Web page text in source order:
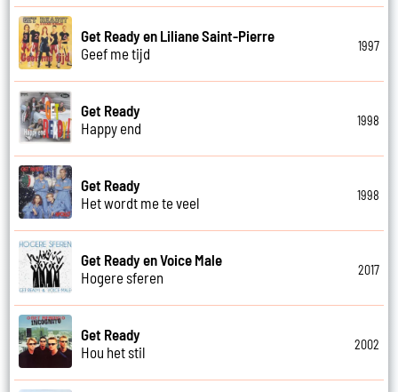
Get Ready en Liliane Saint-Pierre
Geef me tijd
1997
Get Ready
Happy end
1998
Get Ready
Het wordt me te veel
1998
Get Ready en Voice Male
Hogere sferen
2017
Get Ready
Hou het stil
2002